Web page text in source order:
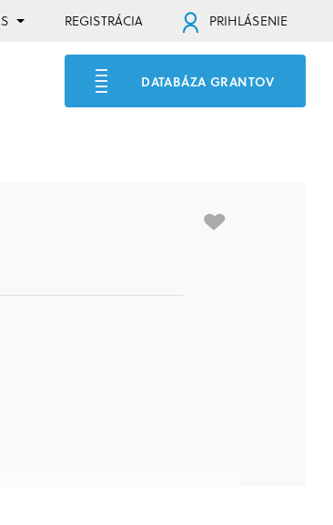
REGISTRÁCIA PRIHLÁSENIE
DATABÁZA GRANTOV